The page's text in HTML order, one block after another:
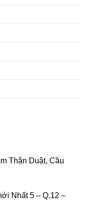
Thận Duật, Cầu
Nhất 5 – Q.12 –